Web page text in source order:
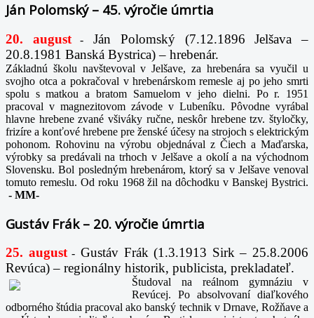
Ján Polomský – 45. výročie úmrtia
20. august-
Ján Polomský (7.12.1896 Jelšava –
20.8.1981 Banská Bystrica) – hrebenár.
Základnú školu navštevoval v Jelšave, za hrebenára sa vyučil u
svojho otca a pokračoval v hrebenárskom remesle aj po jeho smrti
spolu s matkou a bratom Samuelom v jeho dielni. Po r. 1951
pracoval v magnezitovom závode v Lubeníku. Pôvodne vyrábal
hlavne hrebene zvané všiváky ručne, neskôr hrebene tzv. štyločky,
frizíre a konťové hrebene pre ženské účesy na strojoch s elektrickým
pohonom. Rohovinu na výrobu objednával z Čiech a Maďarska,
výrobky sa predávali na trhoch v Jelšave a okolí a na východnom
Slovensku. Bol posledným hrebenárom, ktorý sa v Jelšave venoval
tomuto remeslu. Od roku 1968 žil na dôchodku v Banskej Bystrici.
- MM-
Gustáv Frák – 20. výročie úmrtia
25. august- Gustáv Frák (1.3.1913 Sirk – 25.8.2006
Revúca) – regionálny historik, publicista, prekladateľ.
Študoval na reálnom gymnáziu v
Revúcej. Po absolvovaní diaľkového
odborného štúdia pracoval ako banský technik v Drnave, Rožňave a